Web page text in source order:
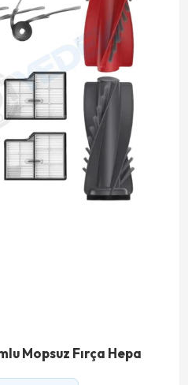
Mopsuz Fırça Hepa